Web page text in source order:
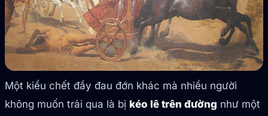
Một kiểu chết đầy đau đớn khác mà nhiều người
không muốn trải qua là bị kéo lê trên đường như một